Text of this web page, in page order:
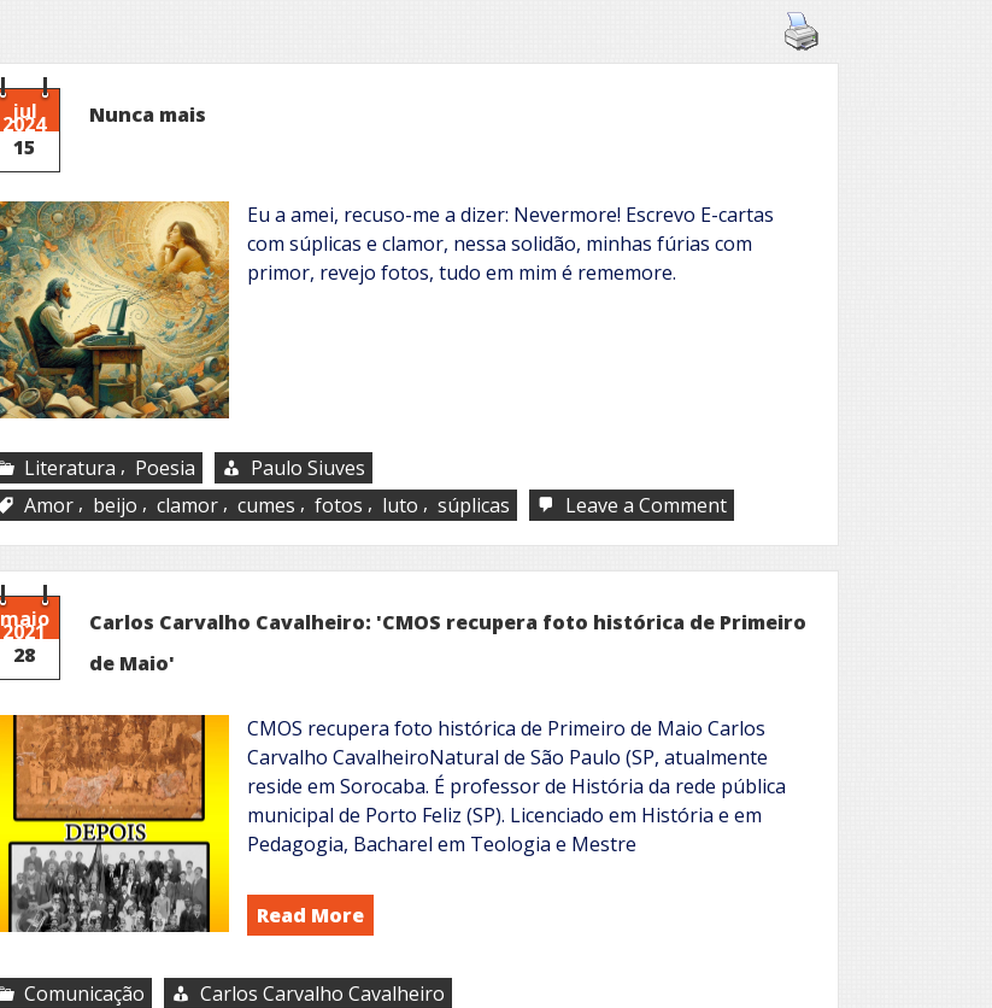
jul
2024
15
Nunca mais
Eu a amei, recuso-me a dizer: Nevermore! Escrevo E-cartas
com súplicas e clamor, nessa solidão, minhas fúrias com
primor, revejo fotos, tudo em mim é rememore.
Literatura , Poesia
Paulo Siuves
Amor , beijo , clamor , cumes , fotos , luto , súplicas Leave a Commenton
Nunca
mais
maio
2021
28
Carlos Carvalho Cavalheiro: 'CMOS recupera foto histórica de Primeiro
de Maio'
CMOS recupera foto histórica de Primeiro de Maio Carlos
Carvalho CavalheiroNatural de São Paulo (SP, atualmente
reside em Sorocaba. É professor de História da rede pública
municipal de Porto Feliz (SP). Licenciado em História e em
Pedagogia, Bacharel em Teologia e Mestre
Read More
Comunicação
Carlos Carvalho Cavalheiro